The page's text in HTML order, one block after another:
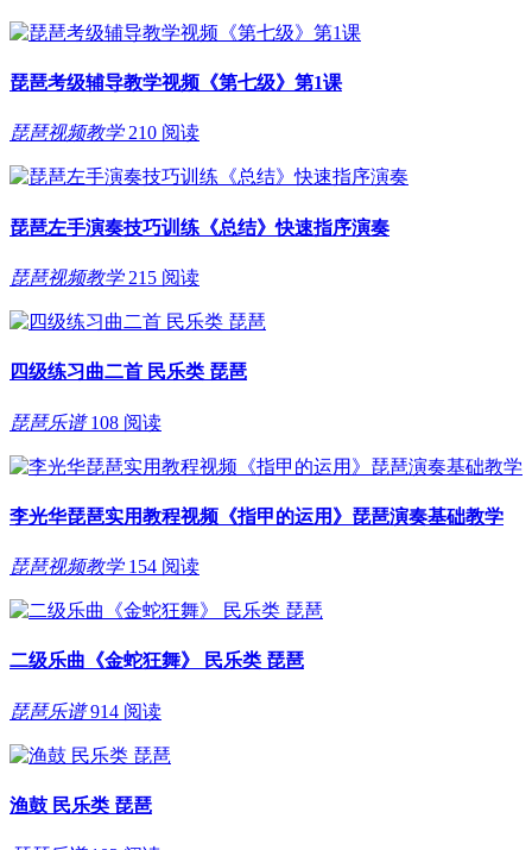
琵琶考级辅导教学视频《第七级》第1课
琵琶视频教学 210 阅读
琵琶左手演奏技巧训练《总结》快速指序演奏
琵琶视频教学 215 阅读
四级练习曲二首 民乐类 琵琶
琵琶乐谱 108 阅读
李光华琵琶实用教程视频《指甲的运用》琵琶演奏基础教学
琵琶视频教学 154 阅读
二级乐曲《金蛇狂舞》 民乐类 琵琶
琵琶乐谱 914 阅读
渔鼓 民乐类 琵琶